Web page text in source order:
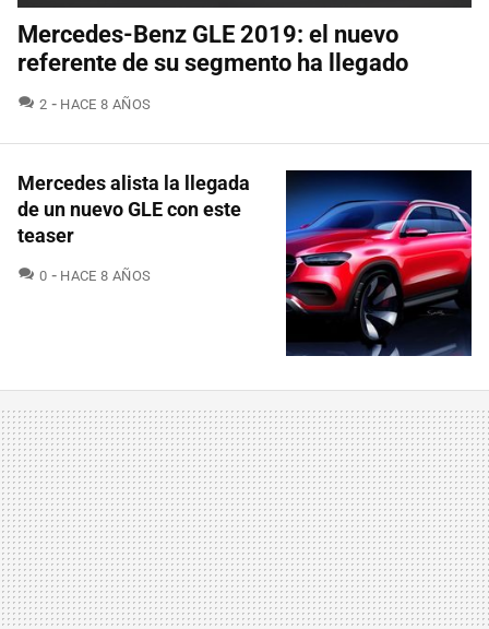
Mercedes-Benz GLE 2019: el nuevo
referente de su segmento ha llegado
2 COMENTARIOS
HACE 8 AÑOS
Mercedes alista la llegada
de un nuevo GLE con este
teaser
0 COMENTARIOS
HACE 8 AÑOS